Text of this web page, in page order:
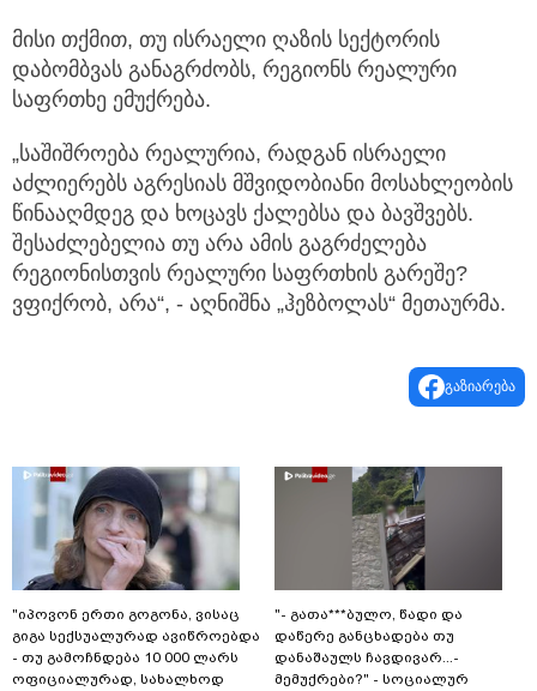
მისი თქმით, თუ ისრაელი ღაზის სექტორის
დაბომბვას განაგრძობს, რეგიონს რეალური
საფრთხე ემუქრება.
„საშიშროება რეალურია, რადგან ისრაელი
აძლიერებს აგრესიას მშვიდობიანი მოსახლეობის
წინააღმდეგ და ხოცავს ქალებსა და ბავშვებს.
შესაძლებელია თუ არა ამის გაგრძელება
რეგიონისთვის რეალური საფრთხის გარეშე?
ვფიქრობ, არა“, - აღნიშნა „ჰეზბოლას“ მეთაურმა.
გაზიარება
"იპოვონ ერთი გოგონა, ვისაც
გიგა სექსუალურად ავიწროებდა
- თუ გამოჩნდება 10 000 ლარს
ოფიციალურად, სახალხოდ
"- გათა***ბულო, წადი და
დაწერე განცხადება თუ
დანაშაულს ჩავდივარ...-
მემუქრები?" - სოციალურ